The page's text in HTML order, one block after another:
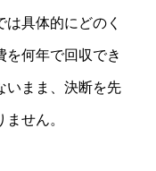
具体的にどのく
を何年で回収でき
いまま、決断を先
せん。